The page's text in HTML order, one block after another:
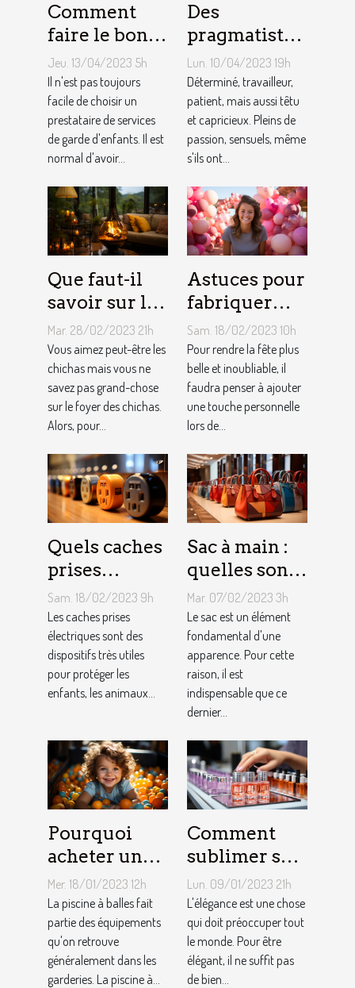
Comment
faire le bon
choix entre
une crèche et
une
assistante
maternelle ?
Jeu. 13/04/2023 5h
Il n'est pas toujours
facile de choisir un
prestataire de services
de garde d'enfants. Il est
normal d'avoir...
Des
pragmatistes
imaginatifs
et patients :
comment
sont les gens
du Taureau ?
Lun. 10/04/2023 19h
Déterminé, travailleur,
patient, mais aussi têtu
et capricieux. Pleins de
passion, sensuels, même
s'ils ont...
Que faut-il
savoir sur le
foyer chicha
?
Mar. 28/02/2023 21h
Vous aimez peut-être les
chichas mais vous ne
savez pas grand-chose
sur le foyer des chichas.
Alors, pour...
Astuces pour
fabriquer
une arche de
ballons
Sam. 18/02/2023 10h
Pour rendre la fête plus
belle et inoubliable, il
faudra penser à ajouter
une touche personnelle
lors de...
Quels caches
prises
électriques
choisir ?
Sam. 18/02/2023 9h
Les caches prises
électriques sont des
dispositifs très utiles
pour protéger les
enfants, les animaux...
Sac à main :
quelles sont
les astuces
pour faire un
choix
approprié ?
Mar. 07/02/2023 3h
Le sac est un élément
fondamental d'une
apparence. Pour cette
raison, il est
indispensable que ce
dernier...
Pourquoi
acheter une
piscine à
balles à son
bébé ?
Mer. 18/01/2023 12h
La piscine à balles fait
partie des équipements
qu'on retrouve
généralement dans les
garderies. La piscine à...
Comment
sublimer ses
ongles ?
Lun. 09/01/2023 21h
L'élégance est une chose
qui doit préoccuper tout
le monde. Pour être
élégant, il ne suffit pas
de bien...